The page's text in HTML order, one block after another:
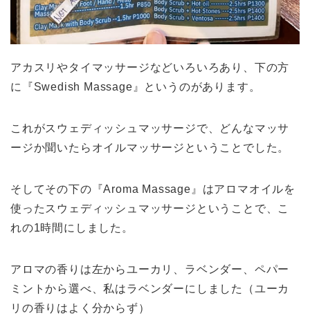
アカスリやタイマッサージなどいろいろあり、下の方
に『Swedish Massage』というのがあります。
これがスウェディッシュマッサージで、どんなマッサ
ージか聞いたらオイルマッサージということでした。
そしてその下の『Aroma Massage』はアロマオイルを
使ったスウェディッシュマッサージということで、こ
れの1時間にしました。
アロマの香りは左からユーカリ、ラベンダー、ペパー
ミントから選べ、私はラベンダーにしました（ユーカ
リの香りはよく分からず）